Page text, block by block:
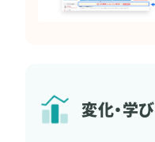
変化・学び